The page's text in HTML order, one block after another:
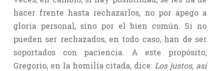
hacer frente hasta rechazarlos, no por apego a
gloria personal, sino por el bien común. Si no
pueden ser rechazados, en todo caso, han de ser
soportados con paciencia. A este propósito,
Gregorio, en la homilía citada, dice: Los justos, así